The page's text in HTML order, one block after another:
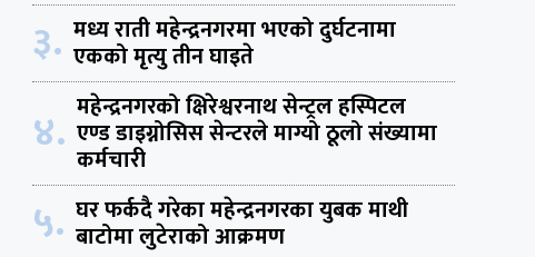
३. मध्य राती महेन्द्रनगरमा भएको दुर्घटनामा
एकको मृत्यु तीन घाइते
४. महेन्द्रनगरको क्षिरेश्वरनाथ सेन्ट्रल हस्पिटल
एण्ड डाइग्नोसिस सेन्टरले माग्यो ठूलो संख्यामा
कर्मचारी
५. घर फर्कदै गरेका महेन्द्रनगरका युबक माथी
बाटोमा लुटेराको आक्रमण